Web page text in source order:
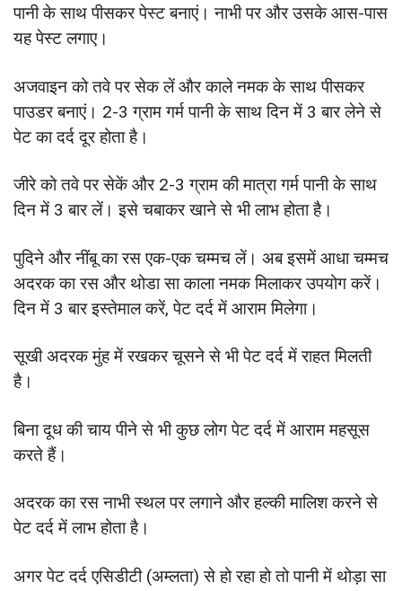
पानी के साथ पीसकर पेस्ट बनाएं। नाभी पर और उसके आस-पास
यह पेस्ट लगाए।
अजवाइन को तवे पर सेक लें और काले नमक के साथ पीसकर
पाउडर बनाएं। 2-3 ग्राम गर्म पानी के साथ दिन में 3 बार लेने से
पेट का दर्द दूर होता है।
जीरे को तवे पर सेकें और 2-3 ग्राम की मात्रा गर्म पानी के साथ
दिन में 3 बार लें। इसे चबाकर खाने से भी लाभ होता है।
पुदिने और नींबू का रस एक-एक चम्मच लें। अब इसमें आधा चम्मच
अदरक का रस और थोडा सा काला नमक मिलाकर उपयोग करें।
दिन में 3 बार इस्तेमाल करें, पेट दर्द में आराम मिलेगा।
सूखी अदरक मुंह में रखकर चूसने से भी पेट दर्द में राहत मिलती
है।
बिना दूध की चाय पीने से भी कुछ लोग पेट दर्द में आराम महसूस
करते हैं।
अदरक का रस नाभी स्थल पर लगाने और हल्की मालिश करने से
पेट दर्द में लाभ होता है।
अगर पेट दर्द एसिडीटी (अम्लता) से हो रहा हो तो पानी में थोड़ा सा